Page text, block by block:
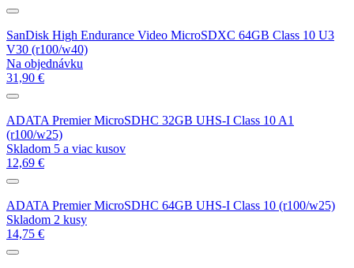
SanDisk High Endurance Video MicroSDXC 64GB Class 10 U3
V30 (r100/w40)
Na objednávku
31,90 €
ADATA Premier MicroSDHC 32GB UHS-I Class 10 A1
(r100/w25)
Skladom 5 a viac kusov
12,69 €
ADATA Premier MicroSDHC 64GB UHS-I Class 10 (r100/w25)
Skladom 2 kusy
14,75 €